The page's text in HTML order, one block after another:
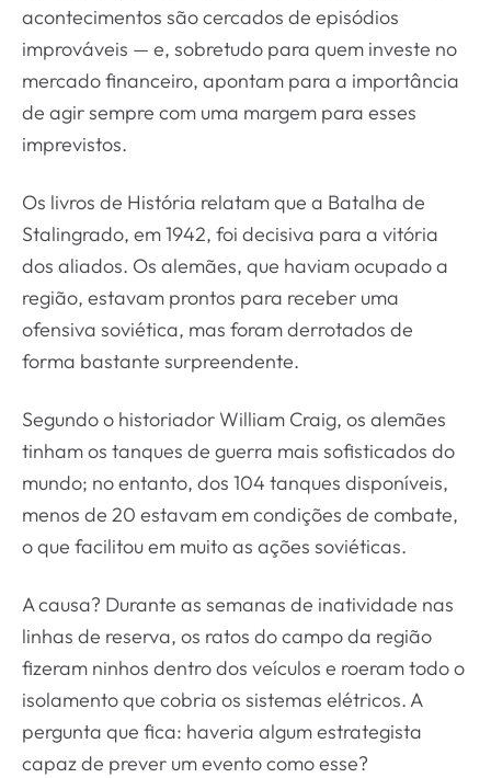
acontecimentos são cercados de episódios
improváveis — e, sobretudo para quem investe no
mercado financeiro, apontam para a importância
de agir sempre com uma margem para esses
imprevistos.
Os livros de História relatam que a Batalha de
Stalingrado, em 1942, foi decisiva para a vitória
dos aliados. Os alemães, que haviam ocupado a
região, estavam prontos para receber uma
ofensiva soviética, mas foram derrotados de
forma bastante surpreendente.
Segundo o historiador William Craig, os alemães
tinham os tanques de guerra mais sofisticados do
mundo; no entanto, dos 104 tanques disponíveis,
menos de 20 estavam em condições de combate,
o que facilitou em muito as ações soviéticas.
A causa? Durante as semanas de inatividade nas
linhas de reserva, os ratos do campo da região
fizeram ninhos dentro dos veículos e roeram todo o
isolamento que cobria os sistemas elétricos. A
pergunta que fica: haveria algum estrategista
capaz de prever um evento como esse?